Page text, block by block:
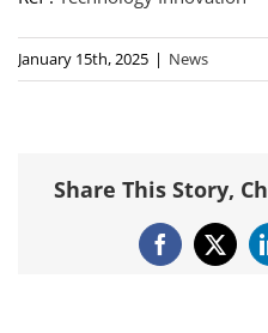
January 15th, 2025 | News
Share This Story,
Facebook
X